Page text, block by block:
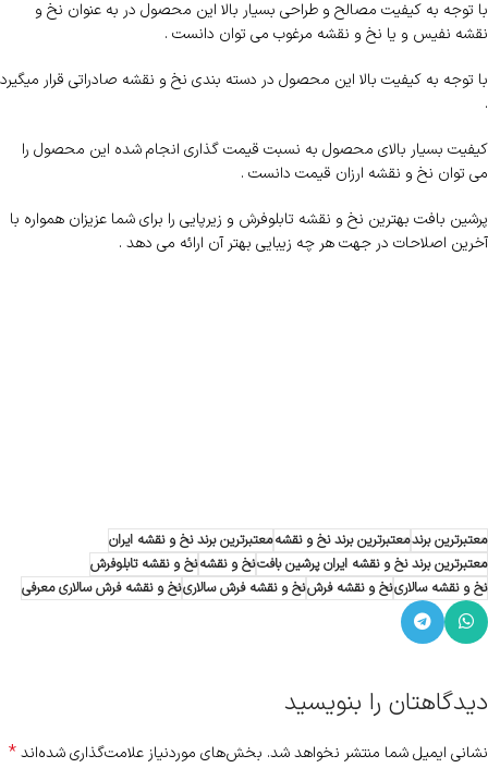
با توجه به کیفیت مصالح و طراحی بسیار بالا این محصول در به عنوان نخ و
نقشه نفیس و یا نخ و نقشه مرغوب می توان دانست .
با توجه به کیفیت بالا این محصول در دسته بندی نخ و نقشه صادراتی قرار میگیرد
.
کیفیت بسیار بالای محصول به نسبت قیمت گذاری انجام شده این محصول را
می توان نخ و نقشه ارزان قیمت دانست .
پرشین بافت بهترین نخ و نقشه تابلوفرش و زیرپایی را برای شما عزیزان همواره با
آخرین اصلاحات در جهت هر چه زیبایی بهتر آن ارائه می دهد .
معتبرترین برندمعتبرترین برند نخ و نقشهمعتبرترین برند نخ و نقشه ایران
معتبرترین برند نخ و نقشه ایران پرشین بافتنخ و نقشهنخ و نقشه تابلوفرش
نخ و نقشه سالارینخ و نقشه فرشنخ و نقشه فرش سالارینخ و نقشه فرش سالاری معرفی
دیدگاهتان را بنویسید
نشانی ایمیل شما منتشر نخواهد شد. بخش‌های موردنیاز علامت‌گذاری شده‌اند*